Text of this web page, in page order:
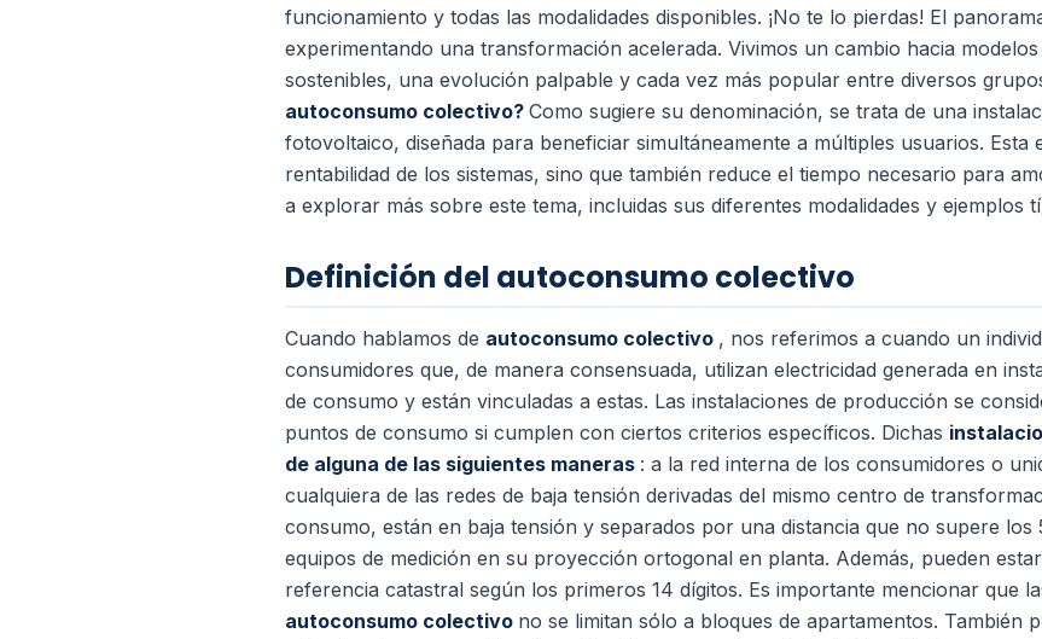
funcionamiento y todas las modalidades disponibles. ¡No te lo pierdas! El
experimentando una transformación acelerada. Vivimos un cambio hacia
sostenibles, una evolución palpable y cada vez más popular entre diversos
autoconsumo colectivo? Como sugiere su denominación, se trata de una
fotovoltaico, diseñada para beneficiar simultáneamente a múltiples usuarios. Esta
rentabilidad de los sistemas, sino que también reduce el tiempo necesario para
a explorar más sobre este tema, incluidas sus diferentes modalidades y ejemplos
Definición del autoconsumo colectivo
Cuando hablamos de autoconsumo colectivo , nos referimos a cuando un
consumidores que, de manera consensuada, utilizan electricidad generada en
de consumo y están vinculadas a estas. Las instalaciones de producción se
puntos de consumo si cumplen con ciertos criterios específicos. Dichas
de alguna de las siguientes maneras : a la red interna de los consumidores o
cualquiera de las redes de baja tensión derivadas del mismo centro de
consumo, están en baja tensión y separados por una distancia que no supere los
equipos de medición en su proyección ortogonal en planta. Además, pueden
referencia catastral según los primeros 14 dígitos. Es importante mencionar que
autoconsumo colectivo no se limitan sólo a bloques de apartamentos. También